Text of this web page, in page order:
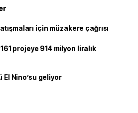
için müzakere çağrısı
projeye 914 milyon liralık
El Nino’su geliyor